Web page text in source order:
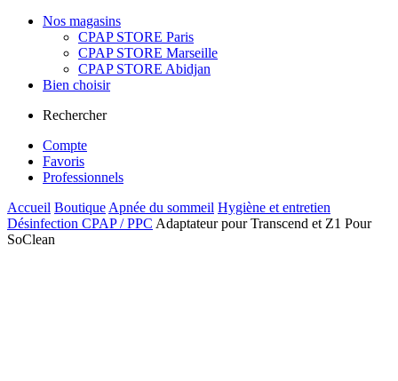
Nos magasins
CPAP STORE Paris
CPAP STORE Marseille
CPAP STORE Abidjan
Bien choisir
Rechercher
Compte
Favoris
Professionnels
Accueil BoutiqueApnée du sommeil Hygiène et entretien
Désinfection CPAP / PPC Adaptateur pour Transcend et Z1 Pour
SoClean